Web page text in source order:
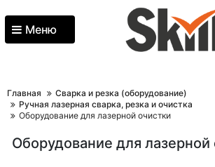
Меню
Главная
Сварка и резка (оборудование)
Ручная лазерная сварка, резка и очистка
Оборудование для лазерной очистки
Оборудование для лазерной